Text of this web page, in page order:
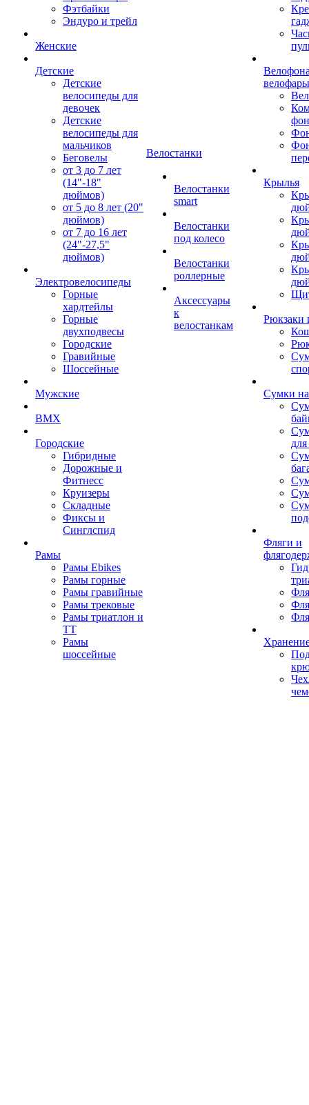
Фэтбайки
Эндуро и трейл
Женские
Детские
Детские
велосипеды для
девочек
Детские
велосипеды для
мальчиков
Беговелы
от 3 до 7 лет
(14"-18"
дюймов)
от 5 до 8 лет (20"
дюймов)
от 7 до 16 лет
(24"-27,5"
дюймов)
Электровелосипеды
Горные
хардтейлы
Горные
двухподвесы
Городские
Гравийные
Шоссейные
Мужские
BMX
Городские
Гибридные
Дорожные и
Фитнесс
Круизеры
Складные
Фиксы и
Синглспид
Рамы
Рамы Ebikes
Рамы горные
Рамы гравийные
Рамы трековые
Рамы триатлон и
ТТ
Рамы
шоссейные
Велостанки
Велостанки
smart
Велостанки
под колесо
Велостанки
роллерные
Аксессуары
к
велостанкам
велофары
Крылья
Рюкзаки
Сумки
Фляги и